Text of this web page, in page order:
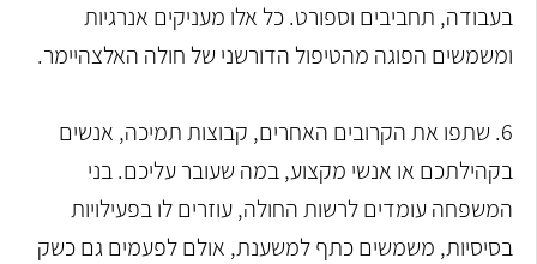
בעבודה, תחביבים וספורט. כל אלו מעניקים אנרגיות
ומשמשים הפוגה מהטיפול הדורשני של חולה האלצהיימר.
6. שתפו את הקרובים האחרים, קבוצות תמיכה, אנשים
בקהילתכם או אנשי מקצוע, במה שעובר עליכם. בני
המשפחה עומדים לרשות החולה, עוזרים לו בפעילויות
בסיסיות, משמשים כתף למשענת, אולם לפעמים גם כשק